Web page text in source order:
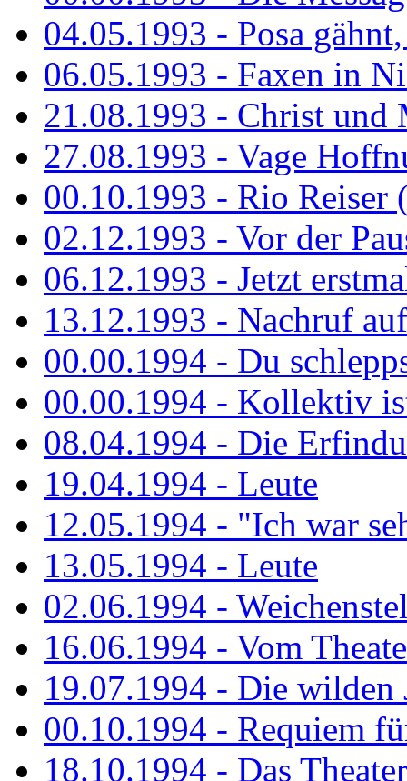
04.05.1993 - Posa
06.05.1993 - Faxen in
21.08.1993 - Christ und
27.08.1993 - Vage
00.10.1993 - Rio Reiser
02.12.1993 - Vor der
06.12.1993 - Jetzt
13.12.1993 - Nachruf
00.00.1994 - Du
00.00.1994 - Kollektiv
08.04.1994 - Die
19.04.1994 - Leute
12.05.1994 - "Ich war
13.05.1994 - Leute
02.06.1994 -
16.06.1994 - Vom
19.07.1994 - Die wilden
00.10.1994 - Requiem
18.10.1994 - Das